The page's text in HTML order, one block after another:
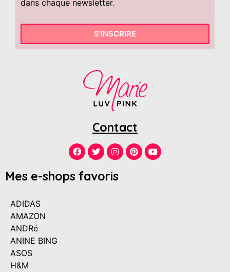
dans chaque newsletter.
S'INSCRIRE
Contact
Mes e-shops favoris
ADIDAS
AMAZON
ANDRé
ANINE BING
ASOS
H&M